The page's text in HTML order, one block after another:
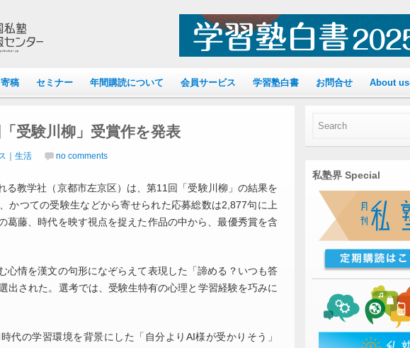
寄稿 セミナー 年間購読について 会員サービス 学習塾白書 お問合せ About us
受験川柳」受賞作を発表
｜生活 no comments
教学社（京都市左京区）は、第11回「受験川柳」の結果を
かつての受験生などから寄せられた応募総数は2,877句に上
葛藤、時代を映す視点を捉えた作品の中から、最優秀賞を含
情を漢文の句形になぞらえて表現した「諦める？いつも答
出された。選考では、受験生特有の心理と学習経験を巧みに
代の学習環境を背景にした「自分よりAI様が受かりそう」
私塾界 Special